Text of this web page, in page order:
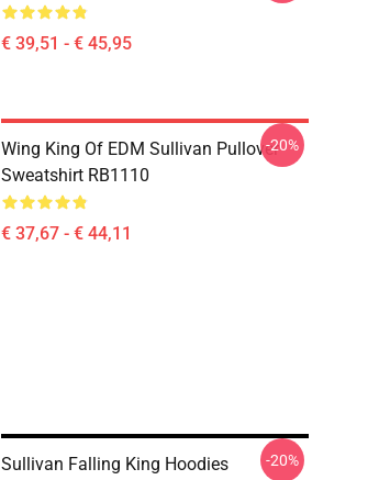
€ 39,51 - € 45,95
Wing King Of EDM Sullivan Pullover
Sweatshirt RB1110
€ 37,67 - € 44,11
-20%
Sullivan Falling King Hoodies -20%